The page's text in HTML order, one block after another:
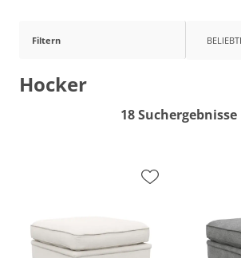
Filtern
Hocker
18 Suchergebnisse